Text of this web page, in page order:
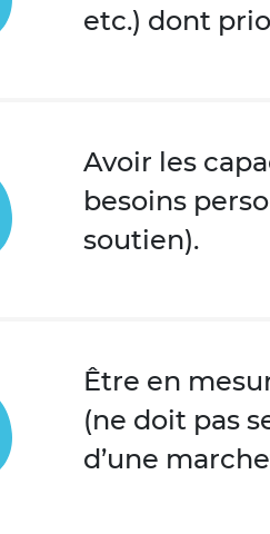
etc.) dont
Avoir les
besoins
soutien).
Être en
(ne doit pas
d’une